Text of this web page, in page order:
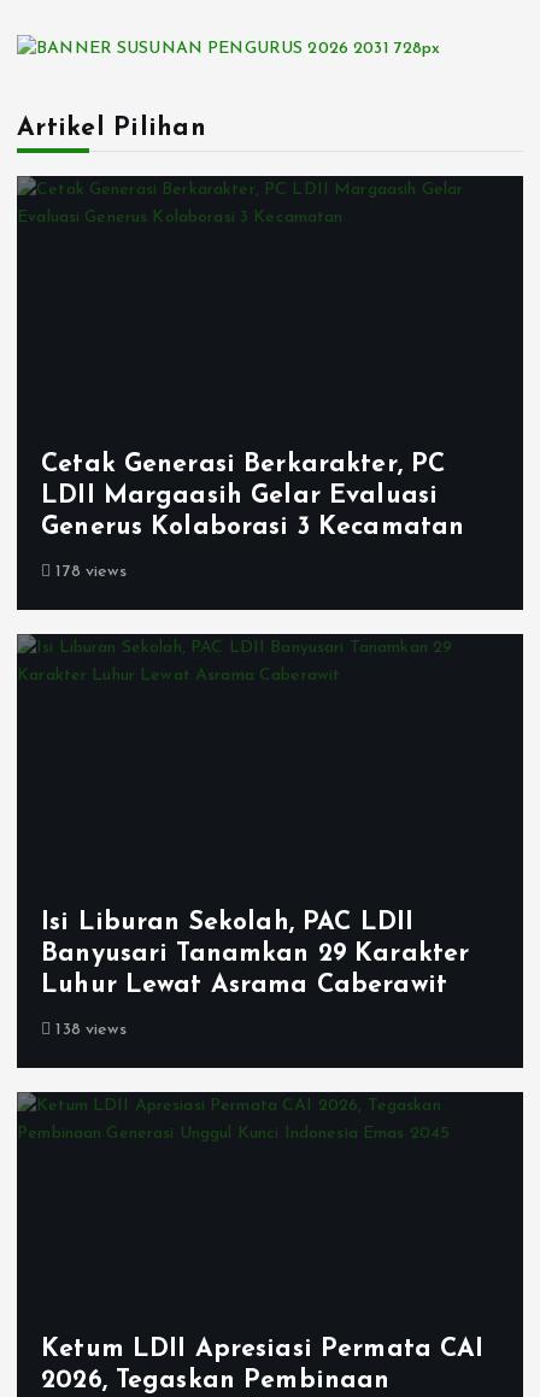
Artikel Pilihan
Cetak Generasi Berkarakter, PC
LDII Margaasih Gelar Evaluasi
Generus Kolaborasi 3 Kecamatan
178 views
Isi Liburan Sekolah, PAC LDII
Banyusari Tanamkan 29 Karakter
Luhur Lewat Asrama Caberawit
138 views
Ketum LDII Apresiasi Permata CAI
2026, Tegaskan Pembinaan